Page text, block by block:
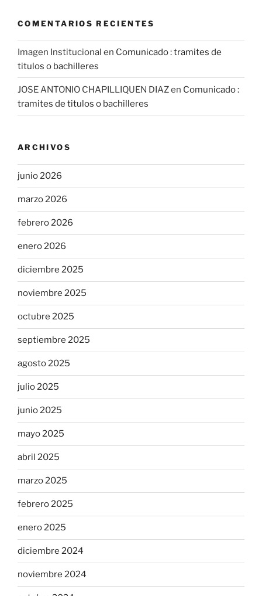
COMENTARIOS RECIENTES
Imagen Institucional en Comunicado : tramites de
titulos o bachilleres
JOSE ANTONIO CHAPILLIQUEN DIAZen Comunicado :
tramites de titulos o bachilleres
ARCHIVOS
junio 2026
marzo 2026
febrero 2026
enero 2026
diciembre 2025
noviembre 2025
octubre 2025
septiembre 2025
agosto 2025
julio 2025
junio 2025
mayo 2025
abril 2025
marzo 2025
febrero 2025
enero 2025
diciembre 2024
noviembre 2024